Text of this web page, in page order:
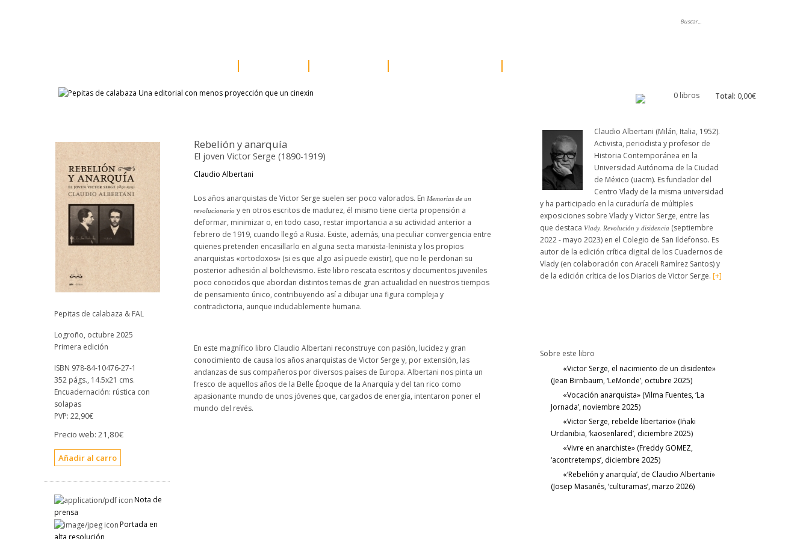
Pepitas de calabaza & FAL
Logroño, octubre 2025
Primera edición
ISBN 978-84-10476-27-1
352 págs., 14.5x21 cms.
Encuadernación: rústica con
solapas
PVP: 22,90€
Precio web: 21,80€
Nota de
prensa
Portada en
alta resolución
Rebelión y anarquía
El joven Victor Serge (1890-1919)
Claudio Albertani
Los años anarquistas de Victor Serge suelen ser poco valorados. En Memorias de un
revolucionario y en otros escritos de madurez, él mismo tiene cierta propensión a
deformar, minimizar o, en todo caso, restar importancia a su actividad anterior a
febrero de 1919, cuando llegó a Rusia. Existe, además, una peculiar convergencia entre
quienes pretenden encasillarlo en alguna secta marxista-leninista y los propios
anarquistas «ortodoxos» (si es que algo así puede existir), que no le perdonan su
posterior adhesión al bolchevismo. Este libro rescata escritos y documentos juveniles
poco conocidos que abordan distintos temas de gran actualidad en nuestros tiempos
de pensamiento único, contribuyendo así a dibujar una figura compleja y
contradictoria, aunque indudablemente humana.
En este magnífico libro Claudio Albertani reconstruye con pasión, lucidez y gran
conocimiento de causa los años anarquistas de Victor Serge y, por extensión, las
andanzas de sus compañeros por diversos países de Europa. Albertani nos pinta un
fresco de aquellos años de la Belle Époque de la Anarquía y del tan rico como
apasionante mundo de unos jóvenes que, cargados de energía, intentaron poner el
mundo del revés.
0 libros Total: 0,00€
Claudio Albertani (Milán, Italia, 1952).
Activista, periodista y profesor de
Historia Contemporánea en la
Universidad Autónoma de la Ciudad
de México (uacm). Es fundador del
Centro Vlady de la misma universidad
y ha participado en la curaduría de múltiples
exposiciones sobre Vlady y Victor Serge, entre las
que destaca Vlady. Revolución y disidencia (septiembre
2022 - mayo 2023) en el Colegio de San Ildefonso. Es
autor de la edición crítica digital de los Cuadernos de
Vlady (en colaboración con Araceli Ramírez Santos) y
de la edición crítica de los Diarios de Victor Serge. [+]
Sobre este libro
«Victor Serge, el nacimiento de un disidente»
(Jean Birnbaum, ‘LeMonde’, octubre 2025)
«Vocación anarquista» (Vilma Fuentes, ‘La
Jornada’, noviembre 2025)
«Victor Serge, rebelde libertario» (Iñaki
Urdanibia, ‘kaosenlared’, diciembre 2025)
«Vivre en anarchiste» (Freddy GOMEZ,
‘acontretemps’, diciembre 2025)
«‘Rebelión y anarquía’, de Claudio Albertani»
(Josep Masanés, ‘culturamas’, marzo 2026)